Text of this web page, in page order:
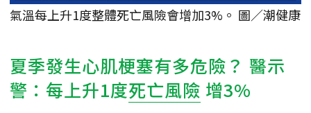
氣溫每上升1度整體死亡風險會增加3%。 圖／潮健康
夏季發生心肌梗塞有多危險？ 醫示
警：每上升1度死亡風險 增3%